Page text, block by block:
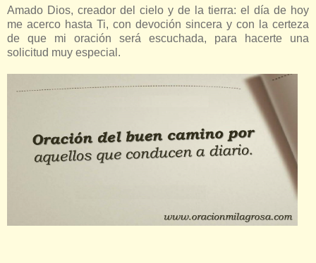
Amado Dios, creador del cielo y de la tierra: el día de hoy
me acerco hasta Ti, con devoción sincera y con la certeza
de que mi oración será escuchada, para hacerte una
solicitud muy especial.